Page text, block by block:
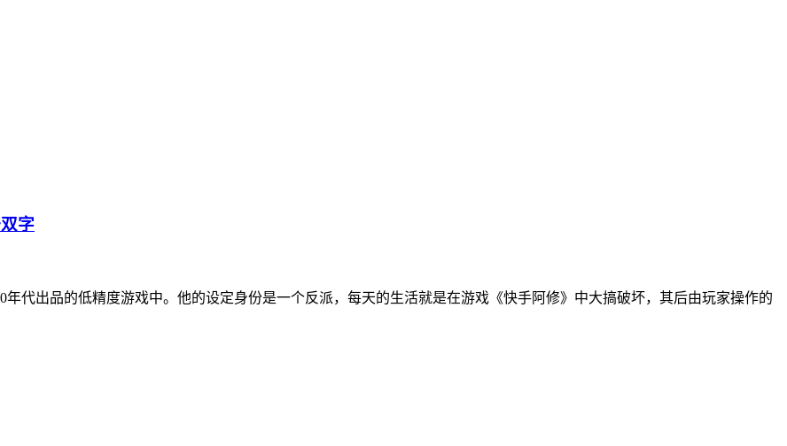
字
代出品的低精度游戏中。他的设定身份是一个反派，每天的生活就是在游戏《快手阿修》中大搞破坏，其后由玩家操作的